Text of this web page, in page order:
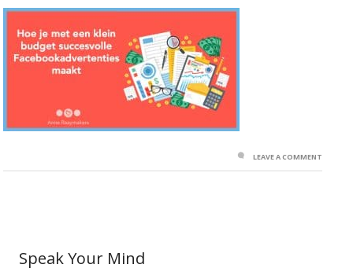
LEAVE A COMMENT
Speak Your Mind